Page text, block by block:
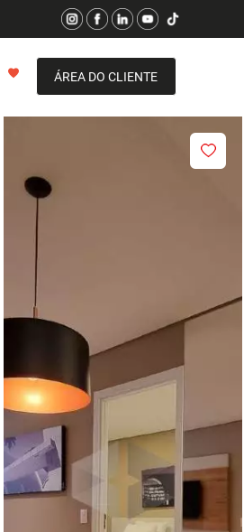
ÁREA DO CLIENTE